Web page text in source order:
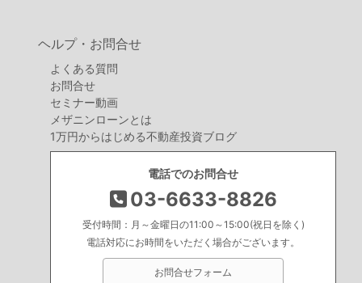
ヘルプ・お問合せ
よくある質問
お問合せ
セミナー動画
メザニンローンとは
1万円からはじめる不動産投資ブログ
電話でのお問合せ
03-6633-8826
受付時間：月～金曜日の11:00～15:00(祝日を除く)
電話対応にお時間をいただく場合がございます。
お問合せフォーム